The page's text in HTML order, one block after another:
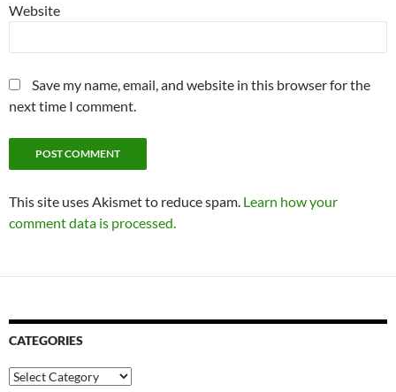
Website
Save my name, email, and website in this browser for the
next time I comment.
This site uses Akismet to reduce spam. Learn how your
comment data is processed.
CATEGORIES
Categories